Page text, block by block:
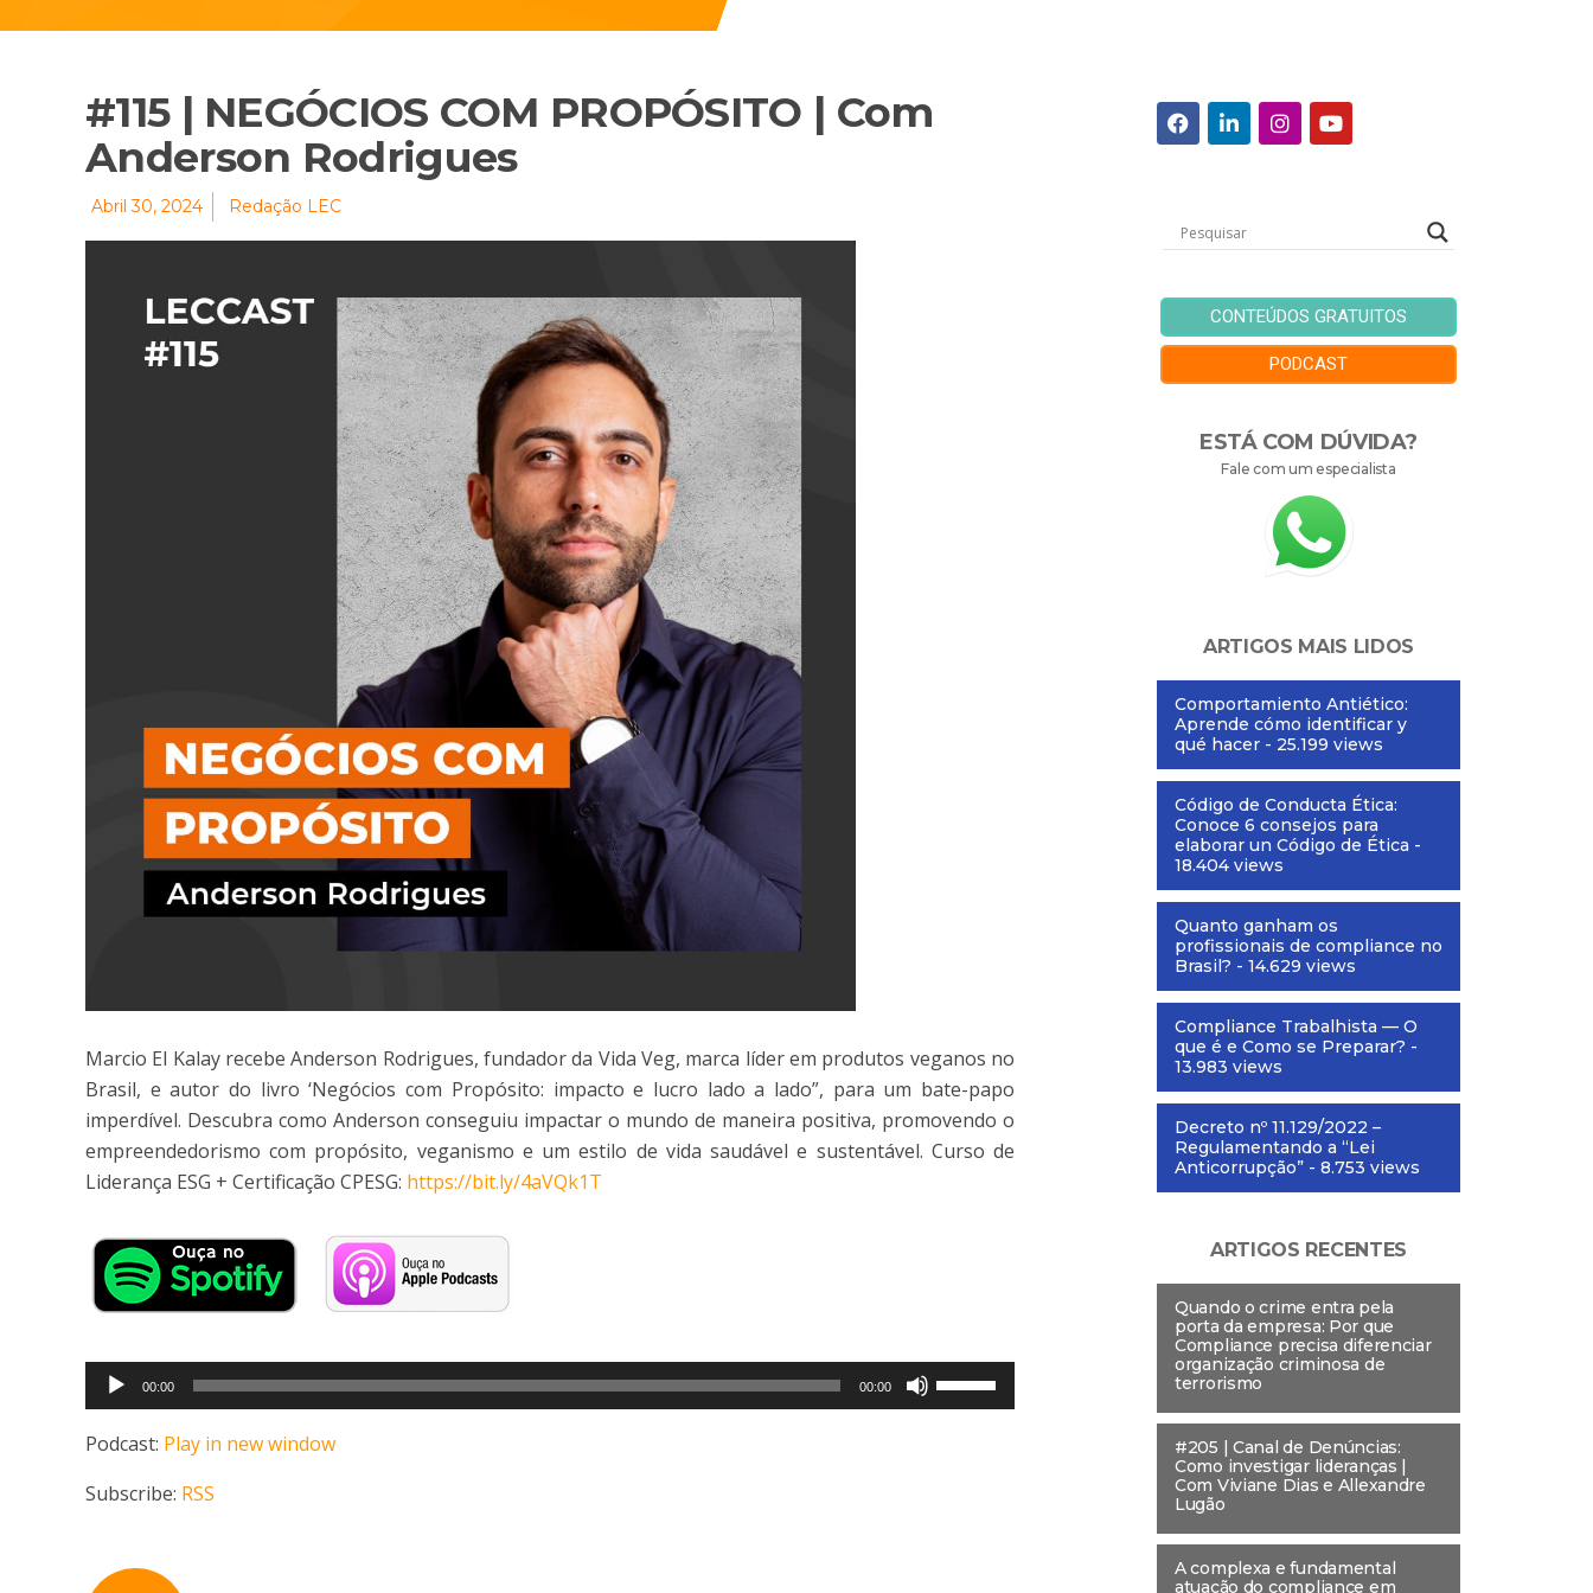
#115 | NEGÓCIOS COM PROPÓSITO | Com
Anderson Rodrigues
Abril 30, 2024 Redação LEC
Marcio El Kalay recebe Anderson Rodrigues, fundador da Vida Veg, marca líder em produtos veganos no
Brasil, e autor do livro ‘Negócios com Propósito: impacto e lucro lado a lado”, para um bate-papo
imperdível. Descubra como Anderson conseguiu impactar o mundo de maneira positiva, promovendo o
empreendedorismo com propósito, veganismo e um estilo de vida saudável e sustentável. Curso de
Liderança ESG + Certificação CPESG: https://bit.ly/4aVQk1T
Tocador
de
áudio
00:00 00:00
as
Podcast: Play in new window
Subscribe: RSS
CONTEÚDOS GRATUITOS
PODCAST
ESTÁ COM DÚVIDA?
Fale com um especialista
ARTIGOS MAIS LIDOS
Comportamiento Antiético:
Aprende cómo identificar y
qué hacer - 25.199 views
Código de Conducta Ética:
Conoce 6 consejos para
elaborar un Código de Ética -
18.404 views
Quanto ganham os
profissionais de compliance no
Brasil? - 14.629 views
Compliance Trabalhista — O
que é e Como se Preparar? -
13.983 views
Decreto nº 11.129/2022 –
Regulamentando a “Lei
Anticorrupção” - 8.753 views
ARTIGOS RECENTES
Quando o crime entra pela
porta da empresa: Por que
Compliance precisa diferenciar
organização criminosa de
terrorismo
#205 | Canal de Denúncias:
Como investigar lideranças |
Com Viviane Dias e Allexandre
Lugão
A complexa e fundamental
atuação do compliance em